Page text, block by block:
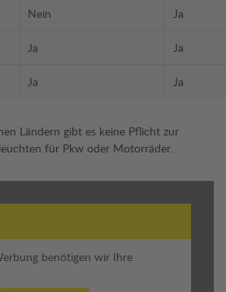
Nein Ja
Ja Ja
Ja Ja
Ländern gibt es keine Pflicht zur
für Pkw oder Motorräder.
benötigen wir Ihre